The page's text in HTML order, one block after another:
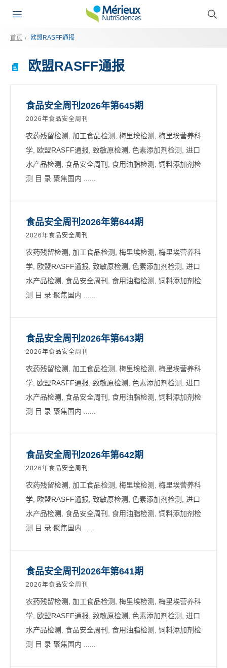
首页 欧盟RASFF通报
欧盟RASFF通报
食品安全周刊2026年第645期
2026年食品安全周刊
农药残留检测, 加工食品检测, 梅里埃检测, 梅里埃营养科
学, 欧盟RASFF通报, 致敏原检测, 色素添加剂检测, 进口
水产品检测, 食品安全周刊, 食用油脂检测, 饲料添加剂检
测 目 录 聚焦国内 ......
食品安全周刊2026年第644期
2026年食品安全周刊
农药残留检测, 加工食品检测, 梅里埃检测, 梅里埃营养科
学, 欧盟RASFF通报, 致敏原检测, 色素添加剂检测, 进口
水产品检测, 食品安全周刊, 食用油脂检测, 饲料添加剂检
测 目 录 聚焦国内 ......
食品安全周刊2026年第643期
2026年食品安全周刊
农药残留检测, 加工食品检测, 梅里埃检测, 梅里埃营养科
学, 欧盟RASFF通报, 致敏原检测, 色素添加剂检测, 进口
水产品检测, 食品安全周刊, 食用油脂检测, 饲料添加剂检
测 目 录 聚焦国内 ......
食品安全周刊2026年第642期
2026年食品安全周刊
农药残留检测, 加工食品检测, 梅里埃检测, 梅里埃营养科
学, 欧盟RASFF通报, 致敏原检测, 色素添加剂检测, 进口
水产品检测, 食品安全周刊, 食用油脂检测, 饲料添加剂检
测 目 录 聚焦国内 ......
食品安全周刊2026年第641期
2026年食品安全周刊
农药残留检测, 加工食品检测, 梅里埃检测, 梅里埃营养科
学, 欧盟RASFF通报, 致敏原检测, 色素添加剂检测, 进口
水产品检测, 食品安全周刊, 食用油脂检测, 饲料添加剂检
测 目 录 聚焦国内 ......